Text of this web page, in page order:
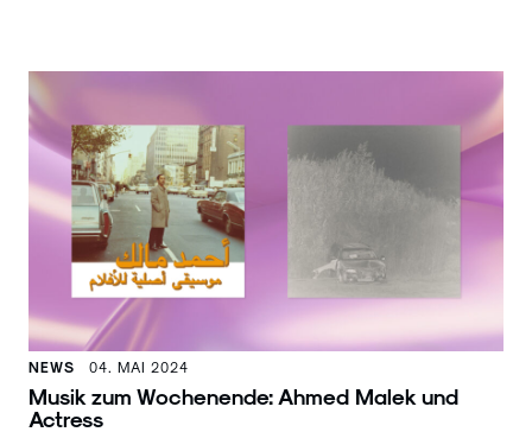
NEWS 04. MAI 2024
Musik zum Wochenende: Ahmed Malek und
Actress